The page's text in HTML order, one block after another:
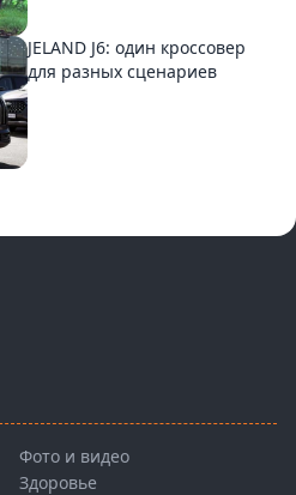
JELAND J6: один кроссовер
для разных сценариев
Фото и видео
Здоровье